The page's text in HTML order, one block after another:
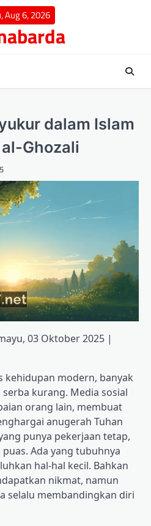
Aug 6, 2026
dalam Islam
Ghozali
03 Oktober 2025 |
kehidupan modern, banyak
kurang. Media sosial
orang lain, membuat
anugerah Tuhan
punya pekerjaan tetap,
Ada yang tubuhnya
hal-hal kecil. Bahkan
nikmat, namun
selalu membandingkan diri